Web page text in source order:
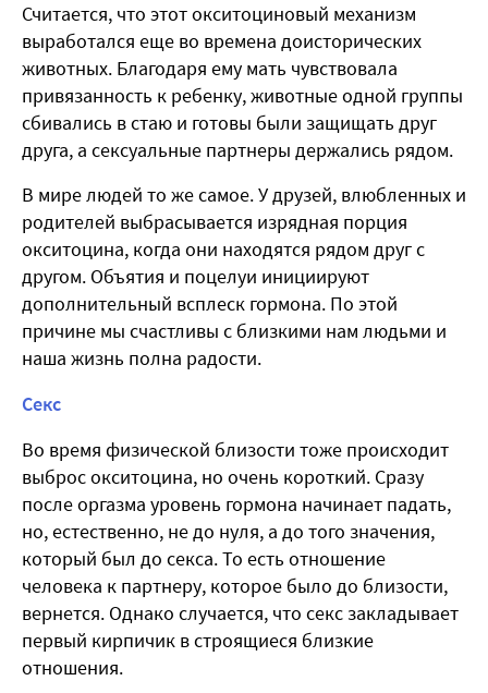
Считается, что этот окситоциновый механизм
выработался еще во времена доисторических
животных. Благодаря ему мать чувствовала
привязанность к ребенку, животные одной группы
сбивались в стаю и готовы были защищать друг
друга, а сексуальные партнеры держались рядом.
В мире людей то же самое. У друзей, влюбленных и
родителей выбрасывается изрядная порция
окситоцина, когда они находятся рядом друг с
другом. Объятия и поцелуи инициируют
дополнительный всплеск гормона. По этой
причине мы счастливы с близкими нам людьми и
наша жизнь полна радости.
Секс
Во время физической близости тоже происходит
выброс окситоцина, но очень короткий. Сразу
после оргазма уровень гормона начинает падать,
но, естественно, не до нуля, а до того значения,
который был до секса. То есть отношение
человека к партнеру, которое было до близости,
вернется. Однако случается, что секс закладывает
первый кирпичик в строящиеся близкие
отношения.